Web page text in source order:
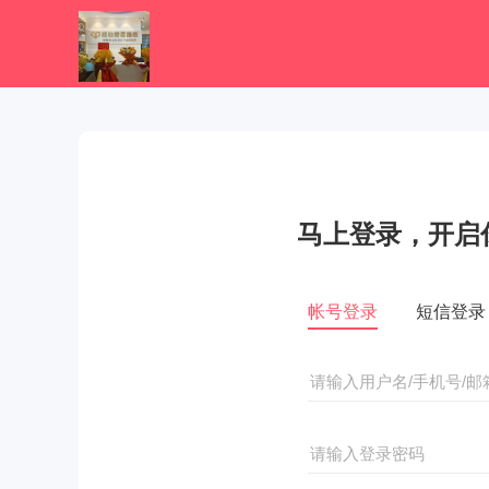
马上登录，开
帐号登录 短信登录